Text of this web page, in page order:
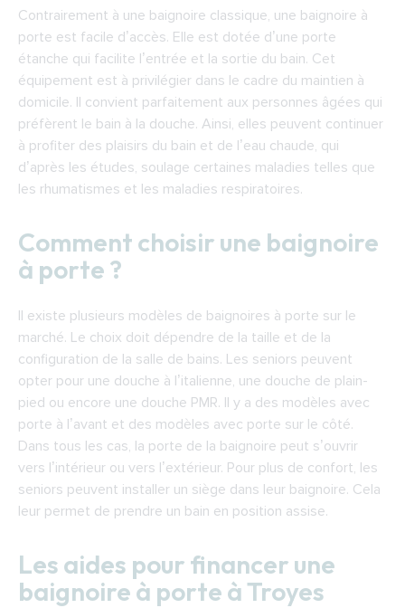
à Troyes
Trouver un expert pour installer une baignoire
à porte à Troyes
Contrairement à une baignoire classique, une baignoire à
porte est facile d’accès. Elle est dotée d’une porte
étanche qui facilite l’entrée et la sortie du bain. Cet
équipement est à privilégier dans le cadre du maintien à
domicile. Il convient parfaitement aux personnes âgées qui
préfèrent le bain à la douche. Ainsi, elles peuvent continuer
à profiter des plaisirs du bain et de l’eau chaude, qui
d’après les études, soulage certaines maladies telles que
les rhumatismes et les maladies respiratoires.
Comment choisir une baignoire
à porte ?
Il existe plusieurs modèles de baignoires à porte sur le
marché. Le choix doit dépendre de la taille et de la
configuration de la salle de bains. Les seniors peuvent
opter pour une douche à l’italienne, une douche de plain-
pied ou encore une douche PMR. Il y a des modèles avec
porte à l’avant et des modèles avec porte sur le côté.
Dans tous les cas, la porte de la baignoire peut s’ouvrir
vers l’intérieur ou vers l’extérieur. Pour plus de confort, les
seniors peuvent installer un siège dans leur baignoire. Cela
leur permet de prendre un bain en position assise.
Les aides pour financer une
baignoire à porte à Troyes